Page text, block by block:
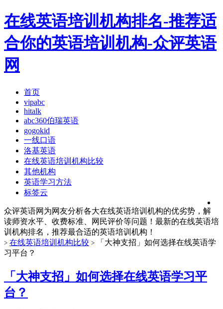
在线英语培训机构排名-推荐适
合你的英语培训机构-众评英语
网
首页
vipabc
hitalk
abc360伯瑞英语
gogokid
一线口语
洛基英语
在线英语培训机构比较
其他机构
英语学习方法
标签云
众评英语网为网友分析各大在线英语培训机构的优劣势，解
读师资水平、收费标准、网民评价等问题！最新的在线英语培
训机构排名，推荐最合适的英语培训机构！
> 在线英语培训机构比较 >
「大神支招」如何选择在线英语学
习平台？
「大神支招」如何选择在线英语学习平
台？